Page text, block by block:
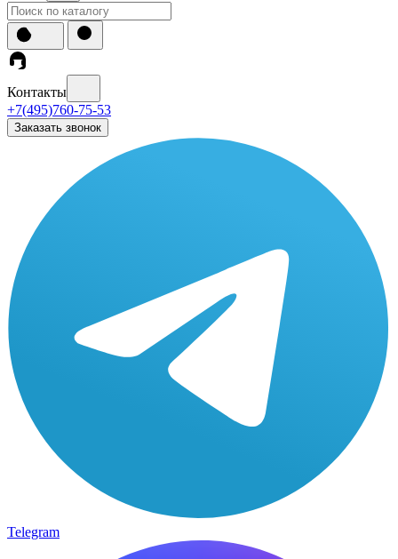
Контакты
+7(495)760-75-53
Заказать звонок
Telegram